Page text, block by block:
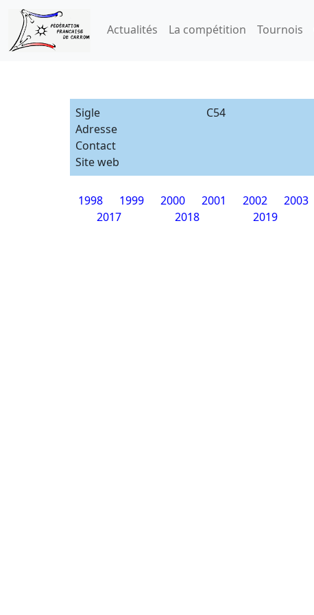
Actualités La compétition Tournois
Sigle C54
Adresse
Contact
Site web
1998 1999 2000 2001 2002 2003
2017
2018 2019